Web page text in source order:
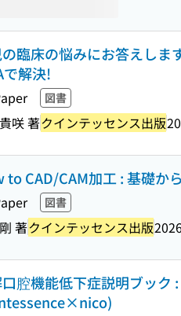
臨床の悩みにお答えしま
で解決!
図書
咲 著クインテッセンス出版
to CAD/CAM加工 : 基礎か
図書
著クインテッセンス出版
腔機能低下症説明ブック